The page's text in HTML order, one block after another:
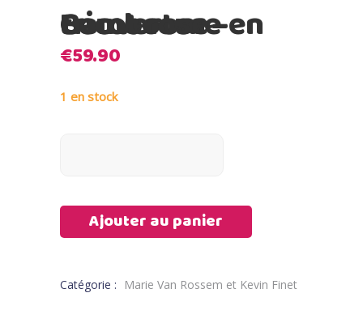
Bamboom – Couverture en tricot rose
€59.90
1 en stock
Ajouter au panier
Catégorie : Marie Van Rossem et Kevin Finet